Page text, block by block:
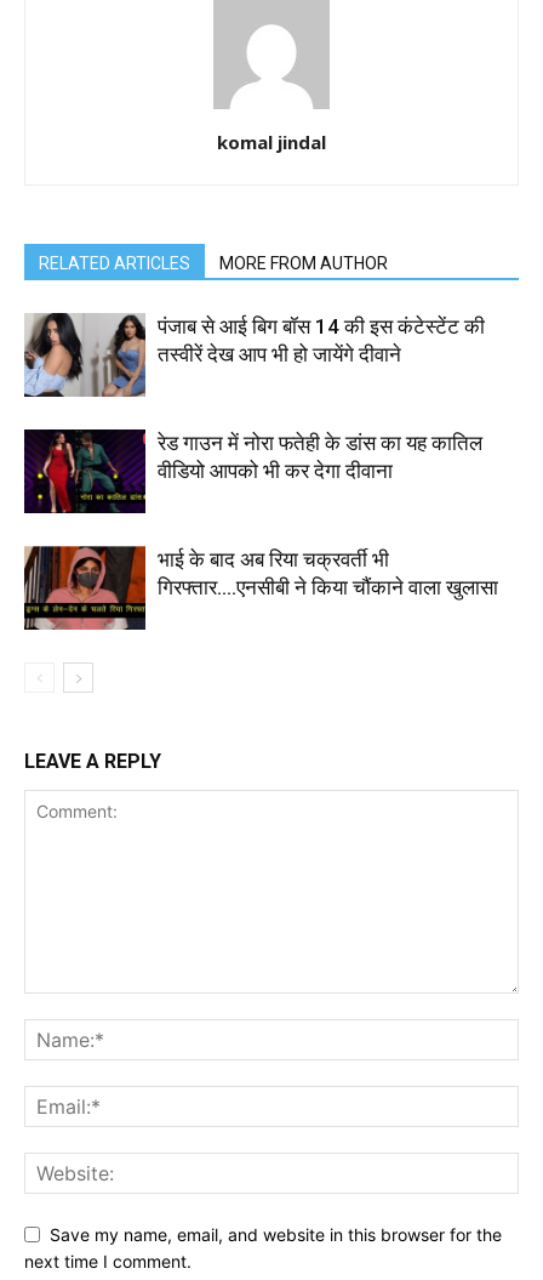
komal jindal
RELATED ARTICLES MORE FROM AUTHOR
पंजाब से आई बिग बॉस 14 की इस कंटेस्टेंट की
तस्वीरें देख आप भी हो जायेंगे दीवाने
रेड गाउन में नोरा फतेही के डांस का यह कातिल
वीडियो आपको भी कर देगा दीवाना
भाई के बाद अब रिया चक्रवर्ती भी
गिरफ्तार….एनसीबी ने किया चौंकाने वाला खुलासा
LEAVE A REPLY
Save my name, email, and website in this browser for the
next time I comment.